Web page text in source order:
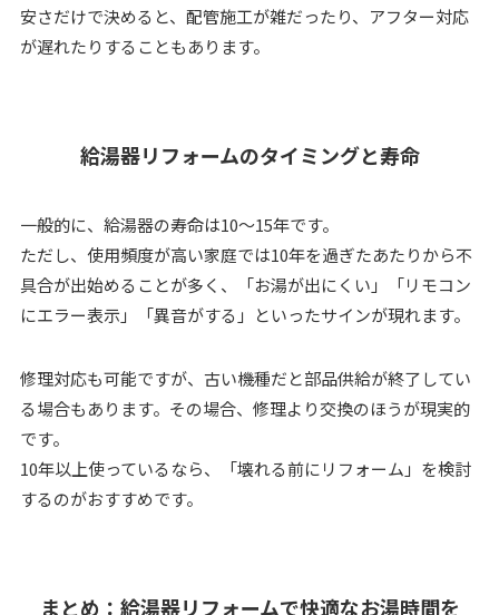
安さだけで決めると、配管施工が雑だったり、アフター対応
が遅れたりすることもあります。
給湯器リフォームのタイミングと寿命
一般的に、給湯器の寿命は10〜15年です。
ただし、使用頻度が高い家庭では10年を過ぎたあたりから不
具合が出始めることが多く、「お湯が出にくい」「リモコン
にエラー表示」「異音がする」といったサインが現れます。
修理対応も可能ですが、古い機種だと部品供給が終了してい
る場合もあります。その場合、修理より交換のほうが現実的
です。
10年以上使っているなら、「壊れる前にリフォーム」を検討
するのがおすすめです。
まとめ：給湯器リフォームで快適なお湯時間を